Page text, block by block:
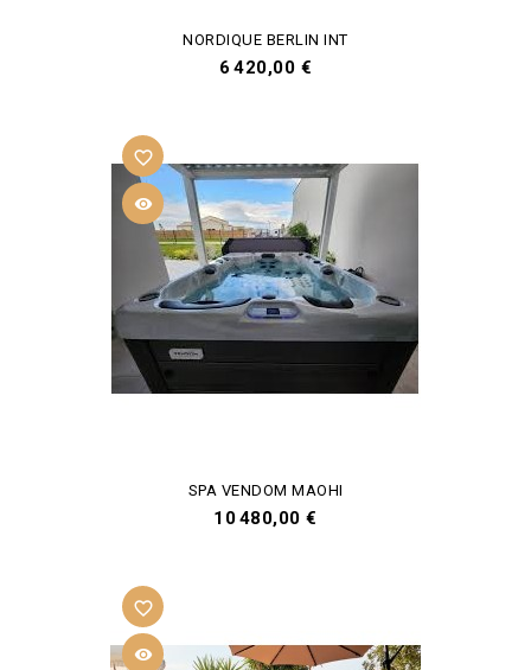
NORDIQUE BERLIN INT
Prix
6 420,00 €

favorite_border
SPA VENDOM MAOHI
Prix
10 480,00 €

favorite_border